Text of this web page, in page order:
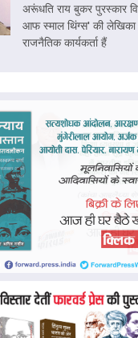
अरूंधति राय बुकर पुरस्कार
आफ स्माल थिंग्स' की लेखिका
राजनैतिक कार्यकर्ता हैं